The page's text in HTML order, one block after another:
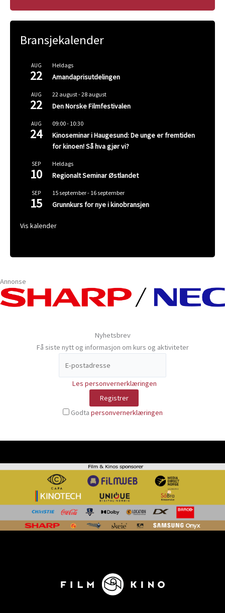
Bransjekalender
AUG
22
Heldags
Amandaprisutdelingen
AUG
22
22 august-28 august
Den Norske Filmfestivalen
AUG
24
09:00- 10:30
Kinoseminar i Haugesund: De unge er fremtiden
for kinoen! Så hva gjør vi?
SEP
10
Heldags
Regionalt Seminar Østlandet
SEP
15
15 september- 16 september
Grunnkurs for nye i kinobransjen
Vis kalender
Annonse
Nyhetsbrev
Få siste nytt og informasjon om kurs og aktiviteter
Les personvernerklæringen
Godta personvernerklæringen